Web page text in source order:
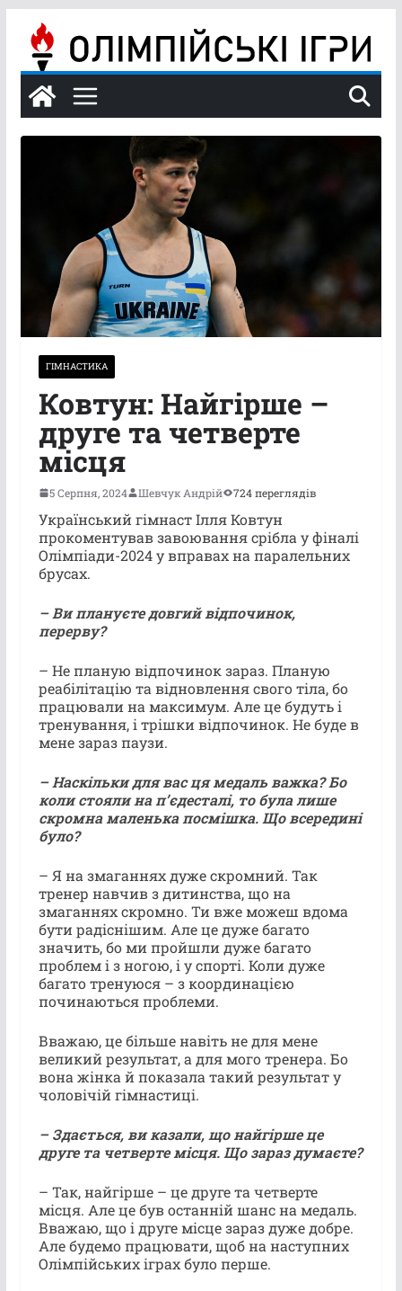
вмісту
ГІМНАСТИКА
Ковтун: Найгірше –
друге та четверте
місця
5 Серпня, 2024 Шевчук Андрій 724 переглядів
Український гімнаст Ілля Ковтун
прокоментував завоювання срібла у фіналі
Олімпіади-2024 у вправах на паралельних
брусах.
– Ви плануєте довгий відпочинок,
перерву?
– Не планую відпочинок зараз. Планую
реабілітацію та відновлення свого тіла, бо
працювали на максимум. Але це будуть і
тренування, і трішки відпочинок. Не буде в
мене зараз паузи.
– Наскільки для вас ця медаль важка? Бо
коли стояли на пʼєдесталі, то була лише
скромна маленька посмішка. Що всередині
було?
– Я на змаганнях дуже скромний. Так
тренер навчив з дитинства, що на
змаганнях скромно. Ти вже можеш вдома
бути радіснішим. Але це дуже багато
значить, бо ми пройшли дуже багато
проблем і з ногою, і у спорті. Коли дуже
багато тренуюся – з координацією
починаються проблеми.
Вважаю, це більше навіть не для мене
великий результат, а для мого тренера. Бо
вона жінка й показала такий результат у
чоловічій гімнастиці.
– Здається, ви казали, що найгірше це
друге та четверте місця. Що зараз думаєте?
– Так, найгірше – це друге та четверте
місця. Але це був останній шанс на медаль.
Вважаю, що і друге місце зараз дуже добре.
Але будемо працювати, щоб на наступних
Олімпійських іграх було перше.